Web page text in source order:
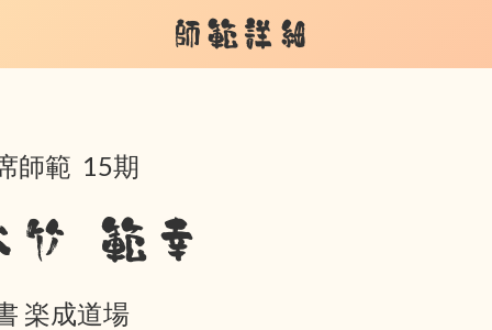
師範詳細
師範 15期
竹 範幸
楽成道場